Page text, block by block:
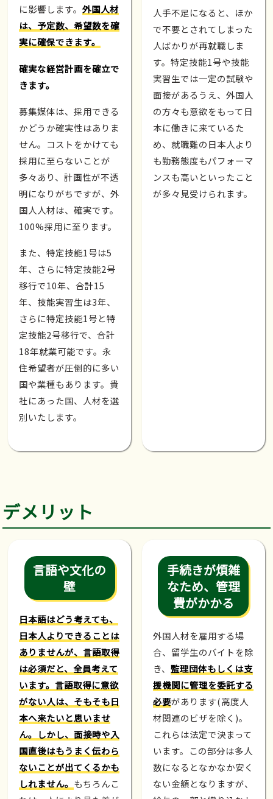
に影響します。外国人材
は、予定数、希望数を確
実に確保できます。
確実な経営計画を確立で
きます。
募集媒体は、採用できる
かどうか確実性はありま
せん。コストをかけても
採用に至らないことが
多々あり、計画性が不透
明になりがちですが、外
国人人材は、確実です。
100%採用に至ります。
また、特定技能1号は5
年、さらに特定技能2号
移行で10年、合計15
年、技能実習生は3年、
さらに特定技能1号と特
定技能2号移行で、合計
18年就業可能です。永
住希望者が圧倒的に多い
国や業種もあります。貴
社にあった国、人材を選
別いたします。
人手不足になると、ほか
で不要とされてしまった
人ばかりが再就職しま
す。特定技能1号や技能
実習生では一定の試験や
面接があるうえ、外国人
の方々も意欲をもって日
本に働きに来ているた
め、就職難の日本人より
も勤務態度もパフォーマ
ンスも高いといったこと
が多々見受けられます。
デメリット
言語や文化の
壁
日本語はどう考えても、
日本人よりできることは
ありませんが、言語取得
は必須だと、全員考えて
います。言語取得に意欲
がない人は、そもそも日
本へ来たいと思いませ
ん。しかし、面接時や入
国直後はもうまく伝わら
ないことが出てくるかも
しれません。 もちろんこ
手続きが煩雑
なため、管理
費がかかる
外国人材を雇用する場
合、留学生のバイトを除
き、 監理団体もしくは支
援機関に管理を委託する
必要があります(高度人
材関連のビザを除く)。
これらは法定で決まって
います。この部分は多人
数になるとなかなか安く
ない金額となりますが、